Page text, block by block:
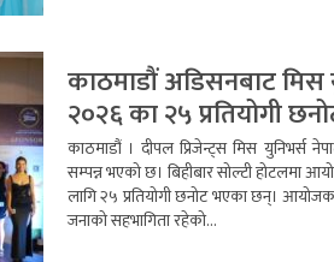
काठमाडौं अडिसनबाट मिस
२०२६ का २५ प्रतियोगी
काठमाडौं । दीपल प्रिजेन्ट्स मिस युनिभर्स
सम्पन्न भएको छ। बिहीबार सोल्टी होटलमा
लागि २५ प्रतियोगी छनोट भएका छन्।
जनाको सहभागिता रहेको...